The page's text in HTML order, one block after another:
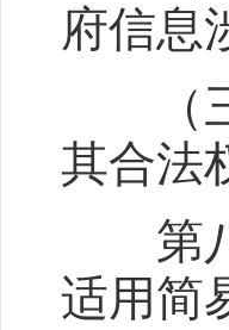
府信息
（三
其合法
第八
适用简